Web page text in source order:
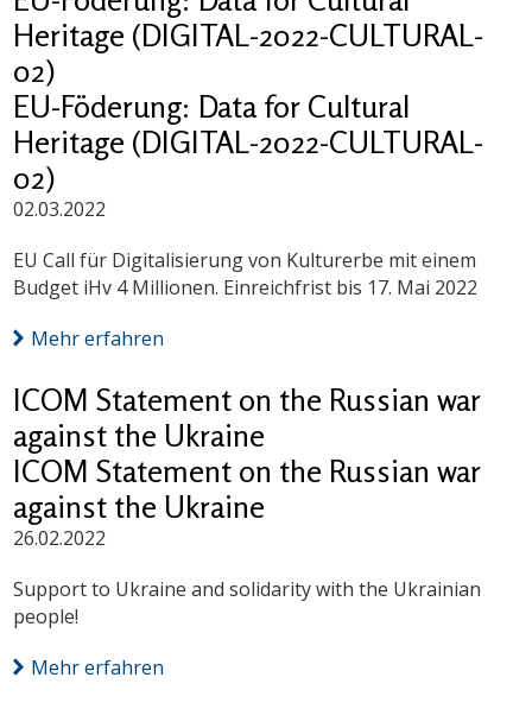
Heritage (DIGITAL-2022-CULTURAL-
02)
EU-Föderung: Data for Cultural
Heritage (DIGITAL-2022-CULTURAL-
02)
02.03.2022
EU Call für Digitalisierung von Kulturerbe mit einem
Budget iHv 4 Millionen. Einreichfrist bis 17. Mai 2022
Mehr erfahren
ICOM Statement on the Russian war
against the Ukraine
ICOM Statement on the Russian war
against the Ukraine
26.02.2022
Support to Ukraine and solidarity with the Ukrainian
people!
Mehr erfahren